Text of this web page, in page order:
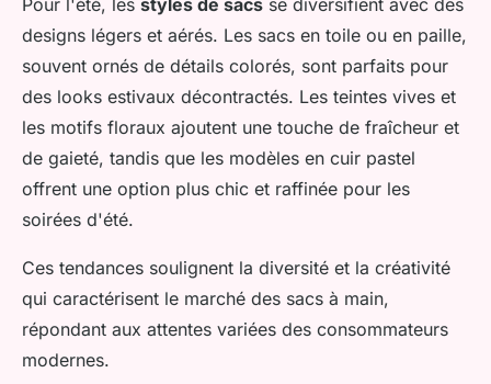
Pour l'été, les styles de sacs se diversifient avec des
designs légers et aérés. Les sacs en toile ou en paille,
souvent ornés de détails colorés, sont parfaits pour
des looks estivaux décontractés. Les teintes vives et
les motifs floraux ajoutent une touche de fraîcheur et
de gaieté, tandis que les modèles en cuir pastel
offrent une option plus chic et raffinée pour les
soirées d'été.
Ces tendances soulignent la diversité et la créativité
qui caractérisent le marché des sacs à main,
répondant aux attentes variées des consommateurs
modernes.